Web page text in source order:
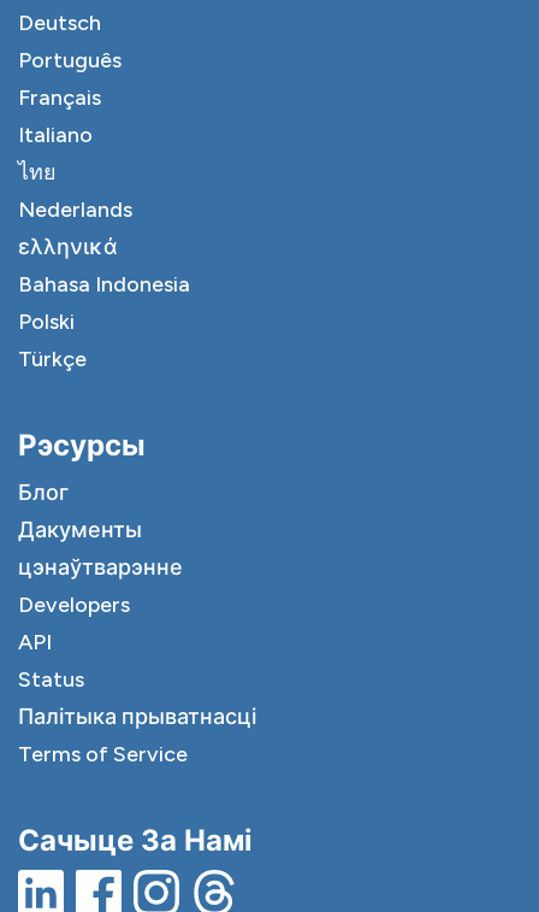
Deutsch
Português
Français
Italiano
ไทย
Nederlands
ελληνικά
Bahasa Indonesia
Polski
Türkçe
Рэсурсы
Блог
Дакументы
цэнаўтварэнне
Developers
API
Status
Палітыка прыватнасці
Terms of Service
Сачыце За Намі